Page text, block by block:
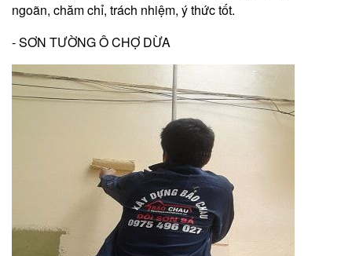
ngoãn, chăm chỉ, trách nhiệm, ý thức tốt.
- SƠN TƯỜNG Ô CHỢ DỪA